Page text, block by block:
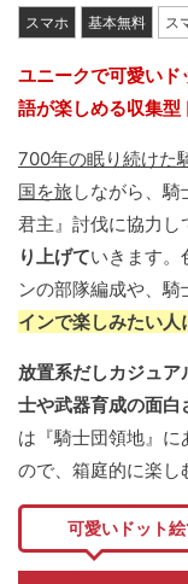
スマホ 基本無料 ス
ユニークで可愛いド
語が楽しめる収集型
700年の眠り続けた
国を旅 しながら、
君主』討伐に協力し
り上げていきます。
ンの部隊編成や、騎
インで楽しみたい人
放置系だしカジュア
士や武器育成の面白
は『騎士団領地』
ので、箱庭的に楽し
可愛いドット